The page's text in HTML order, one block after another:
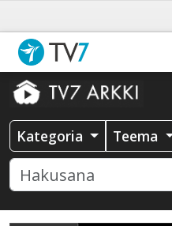
Kategoria Teema